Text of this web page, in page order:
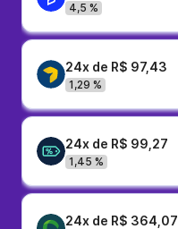
4,5 %
24x de R$ 97,43
1,29 %
24x de R$ 99,27
1,45 %
24x de R$ 364,07